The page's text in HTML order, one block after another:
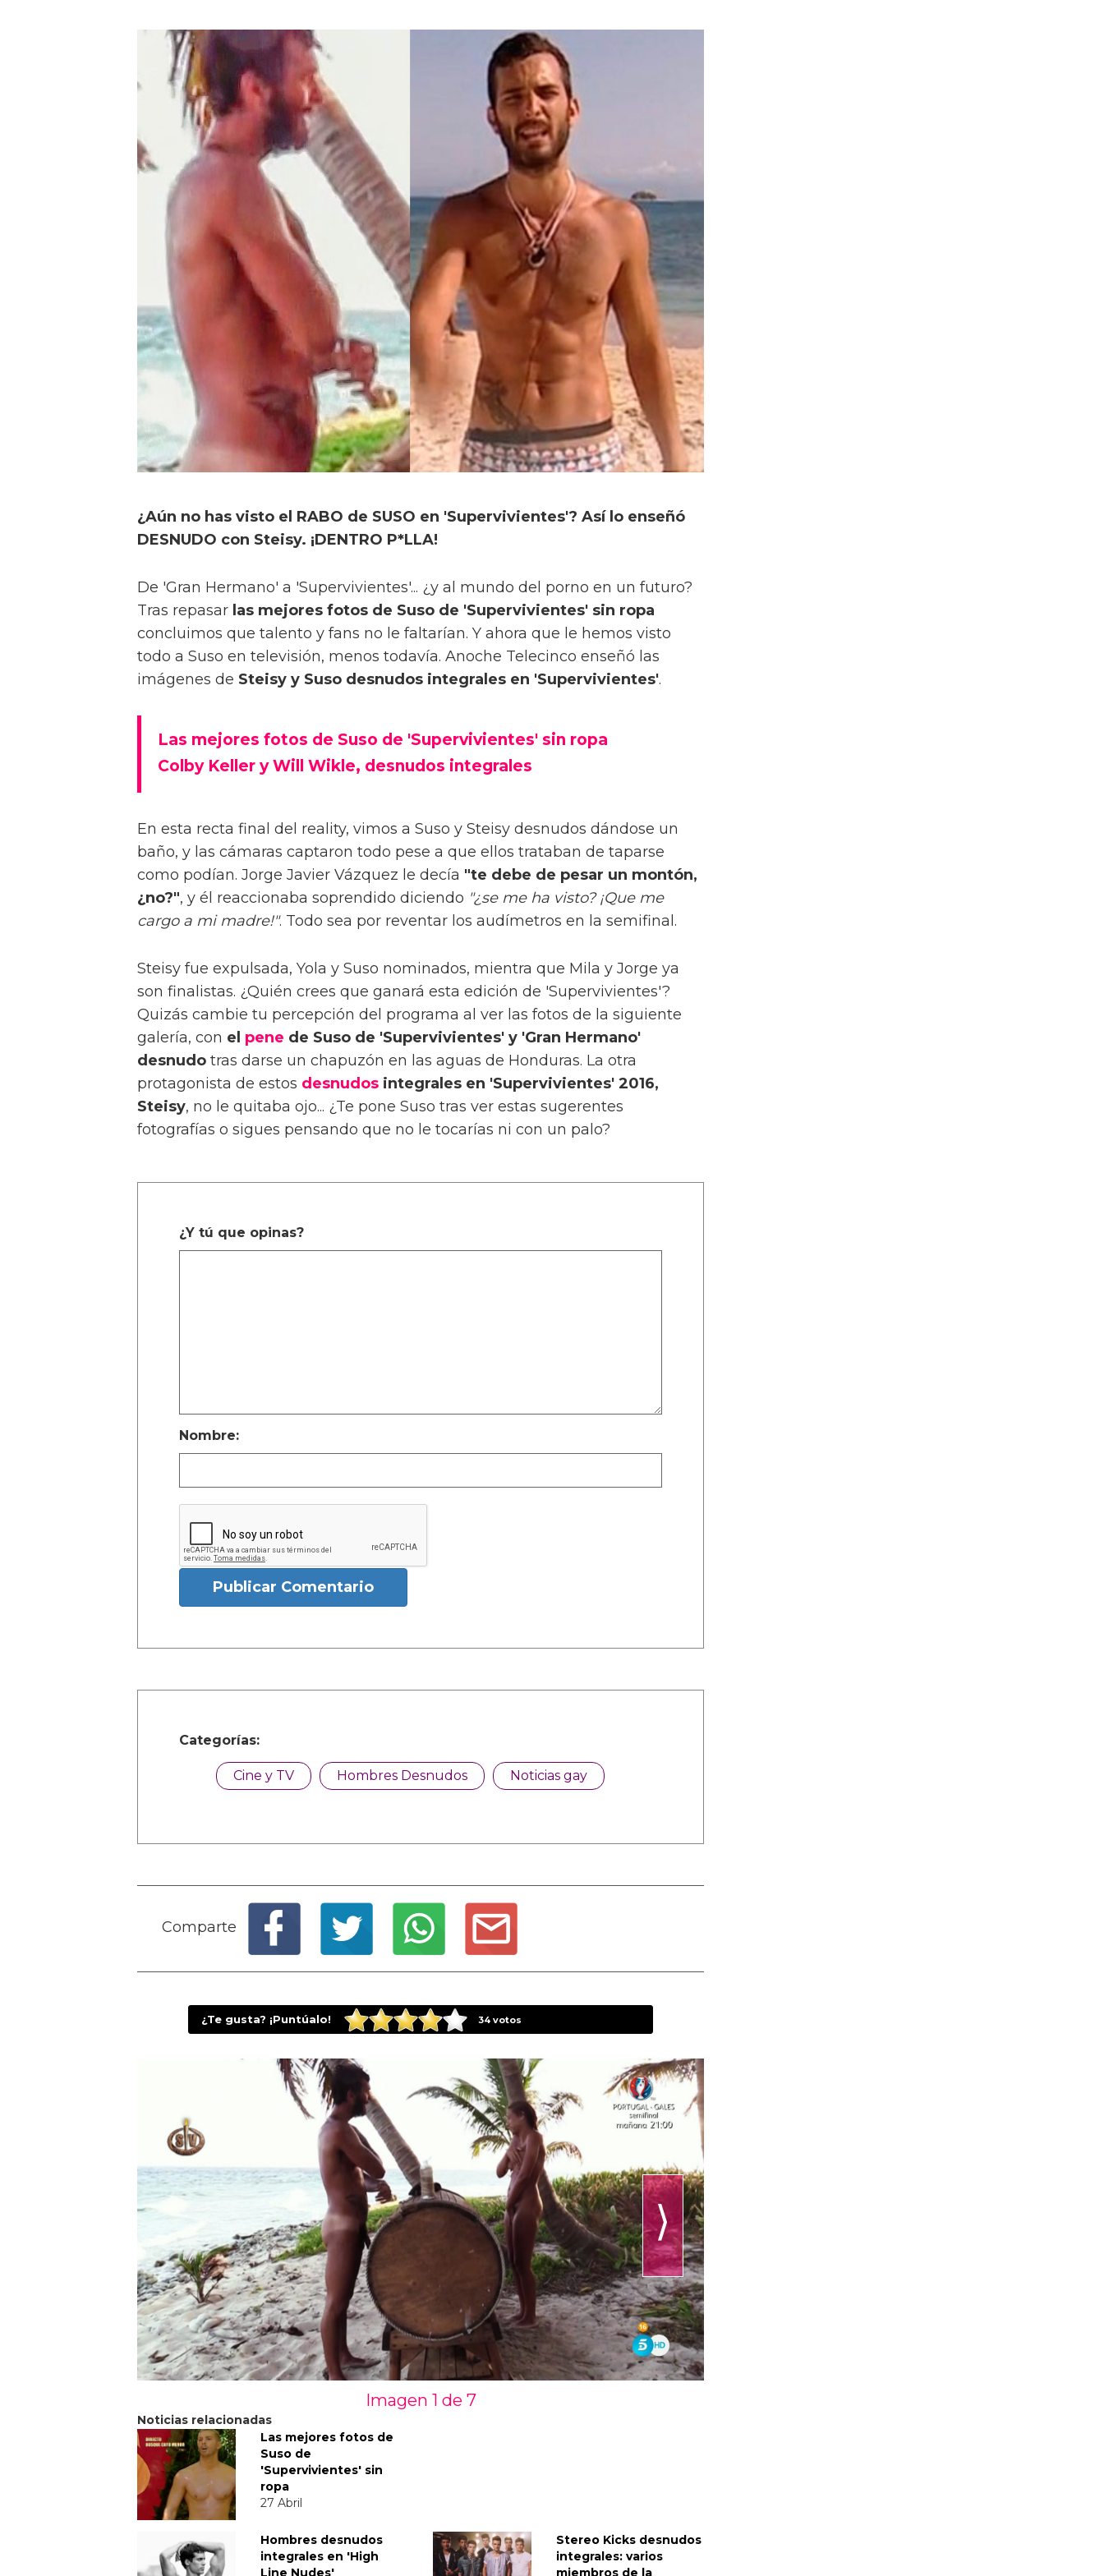
¿Aún no has visto el RABO de SUSO en 'Supervivientes'? Así lo enseñó
DESNUDO con Steisy. ¡DENTRO P*LLA!
De 'Gran Hermano' a 'Supervivientes'... ¿y al mundo del porno en un futuro?
Tras repasar las mejores fotos de Suso de 'Supervivientes' sin ropa
concluimos que talento y fans no le faltarían. Y ahora que le hemos visto
todo a Suso en televisión, menos todavía. Anoche Telecinco enseñó las
imágenes de Steisy y Suso desnudos integrales en 'Supervivientes'.
Las mejores fotos de Suso de 'Supervivientes' sin ropa
Colby Keller y Will Wikle, desnudos integrales
En esta recta final del reality, vimos a Suso y Steisy desnudos dándose un
baño, y las cámaras captaron todo pese a que ellos trataban de taparse
como podían. Jorge Javier Vázquez le decía "te debe de pesar un montón,
¿no?", y él reaccionaba soprendido diciendo "¿se me ha visto? ¡Que me
cargo a mi madre!". Todo sea por reventar los audímetros en la semifinal.
Steisy fue expulsada, Yola y Suso nominados, mientra que Mila y Jorge ya
son finalistas. ¿Quién crees que ganará esta edición de 'Supervivientes'?
Quizás cambie tu percepción del programa al ver las fotos de la siguiente
galería, con el pene de Suso de 'Supervivientes' y 'Gran Hermano'
desnudo tras darse un chapuzón en las aguas de Honduras. La otra
protagonista de estos desnudos integrales en 'Supervivientes' 2016,
Steisy, no le quitaba ojo... ¿Te pone Suso tras ver estas sugerentes
fotografías o sigues pensando que no le tocarías ni con un palo?
¿Y tú que opinas?
Nombre:
Publicar Comentario
Categorías:
Cine y TV Hombres Desnudos Noticias gay
Comparte
¿Te gusta? ¡Puntúalo! 34 votos
⟩
Imagen 1 de 7
Noticias relacionadas
Las mejores fotos de
Suso de
'Supervivientes' sin
ropa
27 Abril
Hombres desnudos
integrales en 'High
Line Nudes'
Stereo Kicks desnudos
integrales: varios
miembros de la